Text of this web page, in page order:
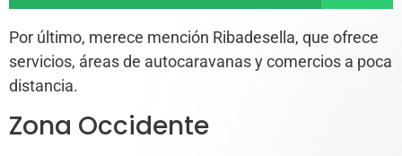
Por último, merece mención Ribadesella, que ofrece
servicios, áreas de autocaravanas y comercios a poca
distancia.
Zona Occidente